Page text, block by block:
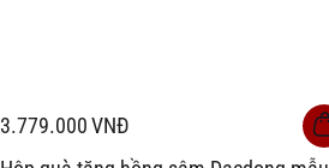
3.779.000VNĐ